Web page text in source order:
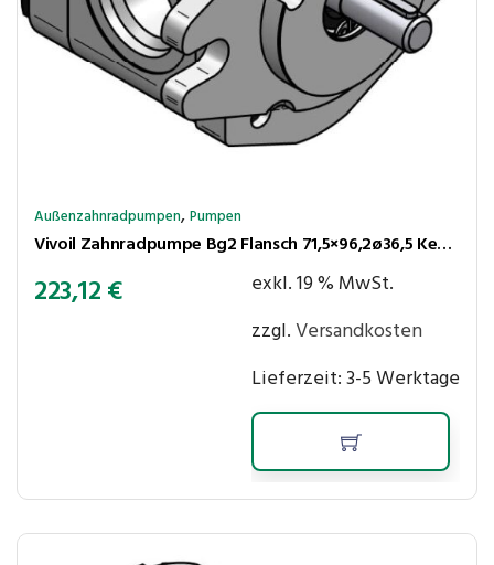
Außenzahnradpumpen,Pumpen
Vivoil Zahnradpumpe Bg2 Flansch 71,5×96,2ø36,5 Kegel 1:8 8,4cm³/U 250bar rechtsl. Anschlüsse LK30-LK30
223,12€
exkl. 19 % MwSt.
zzgl.Versandkosten
Lieferzeit:3-5 Werktage